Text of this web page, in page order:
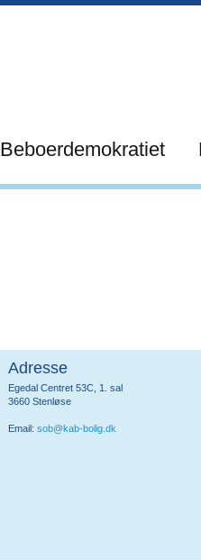
Beboerdemokratiet
Adresse
Egedal Centret 53C, 1. sal
3660 Stenløse
Email: sob@kab-bolig.dk